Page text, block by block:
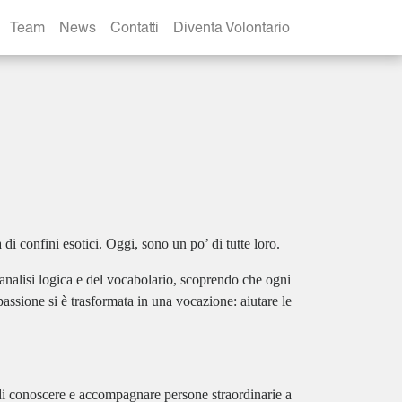
Team News Contatti Diventa Volontario
di confini esotici. Oggi, sono un po’ di tutte loro.
logica e del vocabolario, scoprendo che ogni
si è trasformata in una vocazione: aiutare le
e accompagnare persone straordinarie a